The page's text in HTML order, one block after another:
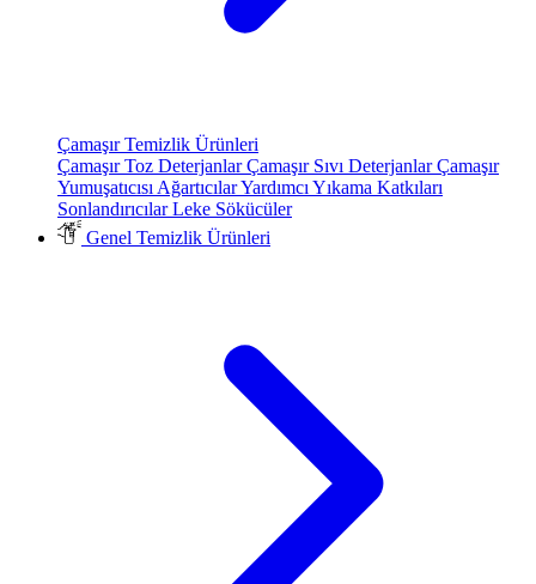
Çamaşır Temizlik Ürünleri
Çamaşır Toz DeterjanlarÇamaşır Sıvı DeterjanlarÇamaşır
Yumuşatıcısı AğartıcılarYardımcı Yıkama Katkıları
SonlandırıcılarLeke Sökücüler
Genel Temizlik Ürünleri